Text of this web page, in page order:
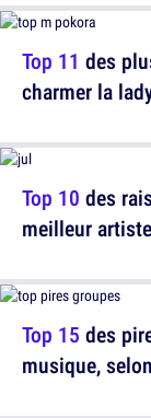
Top 11 des
charmer la
Top 15 des
musique,
Top 10 des
meilleur